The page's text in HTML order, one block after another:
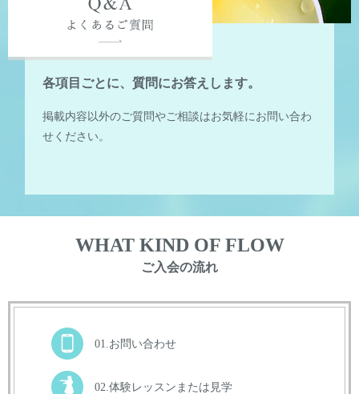
各項目ごとに、質問にお答えします。
掲載内容以外のご質問やご相談はお気軽にお問い合わ
せください。
WHAT KIND OF FLOW
ご入会の流れ
01.お問い合わせ
02.体験レッスンまたは見学